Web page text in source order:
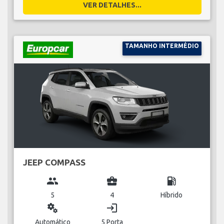
VER DETALHES...
TAMANHO INTERMÉDIO
JEEP COMPASS
group
5
business_center
4
local_gas_station
Híbrido
miscellaneous_services
Automático
login
5 Porta